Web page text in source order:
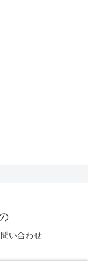
い合わせ